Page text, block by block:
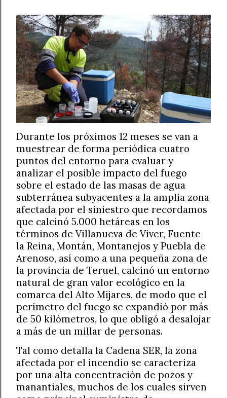
Durante los próximos 12 meses se van a
muestrear de forma periódica cuatro
puntos del entorno para evaluar y
analizar el posible impacto del fuego
sobre el estado de las masas de agua
subterránea subyacentes a la amplia zona
afectada por el siniestro que recordamos
que calcinó 5.000 hetáreas en los
términos de Villanueva de Viver, Fuente
la Reina, Montán, Montanejos y Puebla de
Arenoso, así como a una pequeña zona de
la provincia de Teruel, calcinó un entorno
natural de gran valor ecológico en la
comarca del Alto Mijares, de modo que el
perímetro del fuego se expandió por más
de 50 kilómetros, lo que obligó a desalojar
a más de un millar de personas.
Tal como detalla la Cadena SER, la zona
afectada por el incendio se caracteriza
por una alta concentración de pozos y
manantiales, muchos de los cuales sirven